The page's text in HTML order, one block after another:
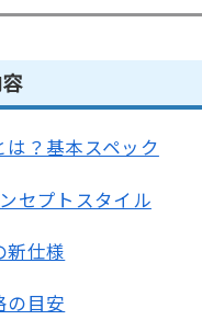
は？基本スペック
セプトスタイル
新仕様
の目安